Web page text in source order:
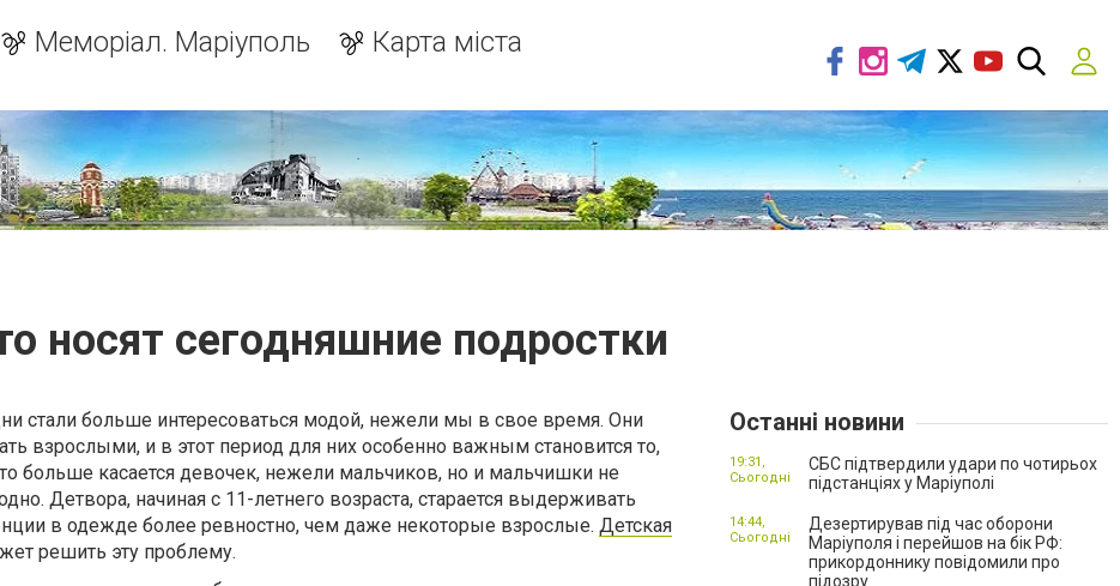
Меморіал. Маріуполь Карта міста
носят сегодняшние подростки
стали больше интересоваться модой, нежели мы в свое время. Они
взрослыми, и в этот период для них особенно важным становится то,
больше касается девочек, нежели мальчиков, но и мальчишки не
Детвора, начиная с 11-летнего возраста, старается выдерживать
в одежде более ревностно, чем даже некоторые взрослые. Детская
решить эту проблему.
Останні новини
СБС підтвердили удари по чотирьох
підстанціях у Маріуполі
19:31,
Сьогодні
Дезертирував під час оборони
Маріуполя і перейшов на бік РФ:
прикордоннику повідомили про
підозру
14:44,
Сьогодні